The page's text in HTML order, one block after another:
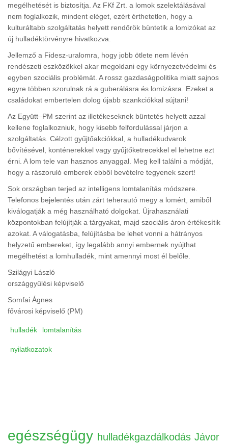
megélhetését is biztosítja. Az FKf Zrt. a lomok szelektálásával
nem foglalkozik, mindent eléget, ezért érthetetlen, hogy a
kulturáltabb szolgáltatás helyett rendőrök büntetik a lomizókat az
új hulladéktörvényre hivatkozva.
Jellemző a Fidesz-uralomra, hogy jobb ötlete nem lévén
rendészeti eszközökkel akar megoldani egy környezetvédelmi és
egyben szociális problémát. A rossz gazdaságpolitika miatt sajnos
egyre többen szorulnak rá a guberálásra és lomizásra. Ezeket a
családokat embertelen dolog újabb szankciókkal sújtani!
Az Együtt–PM szerint az illetékeseknek büntetés helyett azzal
kellene foglalkozniuk, hogy kisebb felfordulással járjon a
szolgáltatás. Célzott gyűjtőakciókkal, a hulladékudvarok
bővítésével, konténerekkel vagy gyűjtőketrecekkel el lehetne ezt
érni. A lom tele van hasznos anyaggal. Meg kell találni a módját,
hogy a rászoruló emberek ebből bevételre tegyenek szert!
Sok országban terjed az intelligens lomtalanítás módszere.
Telefonos bejelentés után zárt teherautó megy a lomért, amiből
kiválogatják a még használható dolgokat. Újrahasználati
központokban felújítják a tárgyakat, majd szociális áron értékesítik
azokat. A válogatásba, felújításba be lehet vonni a hátrányos
helyzetű embereket, így legalább annyi embernek nyújthat
megélhetést a lomhulladék, mint amennyi most él belőle.
Szilágyi László
országgyűlési képviselő
Somfai Ágnes
fővárosi képviselő (PM)
hulladék lomtalanítás
nyilatkozatok
egészségügy hulladékgazdálkodás Jávor